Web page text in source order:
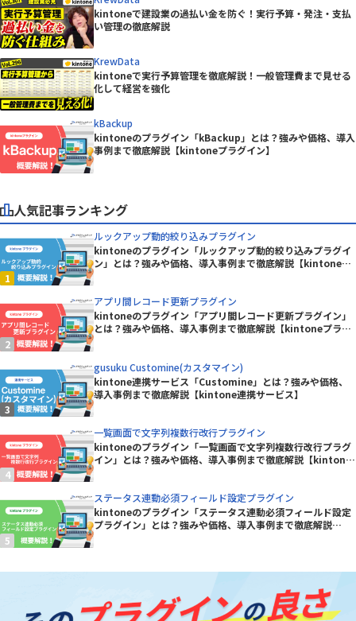
kintoneで建設業の過払い金を防ぐ！実行予算・発注・支払
い管理の徹底解説
KrewData
kintoneで実行予算管理を徹底解説！一般管理費まで見せる
化して経営を強化
kBackup
kintoneのプラグイン「kBackup」とは？強みや価格、導入
事例まで徹底解説【kintoneプラグイン】
人気記事ランキング
ルックアップ動的絞り込みプラグイン
kintoneのプラグイン「ルックアップ動的絞り込みプラグイ
ン」とは？強みや価格、導入事例まで徹底解説【kintoneプ
アプリ間レコード更新プラグイン
kintoneのプラグイン「アプリ間レコード更新プラグイン」
とは？強みや価格、導入事例まで徹底解説【kintoneプラグ
gusuku Customine(カスタマイン)
kintone連携サービス「Customine」とは？強みや価格、
導入事例まで徹底解説【kintone連携サービス】
一覧画面で文字列複数行改行プラグイン
kintoneのプラグイン「一覧画面で文字列複数行改行プラグ
イン」とは？強みや価格、導入事例まで徹底解説【kintone
ステータス連動必須フィールド設定プラグイン
kintoneのプラグイン「ステータス連動必須フィールド設定
プラグイン」とは？強みや価格、導入事例まで徹底解説